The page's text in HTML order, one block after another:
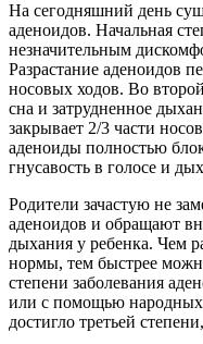
На сегодняшний день
аденоидов. Начальная
незначительным
Разрастание аденоидов
носовых ходов. Во
сна и затрудненное
закрывает 2/3 части
аденоиды полностью
гнусавость в голосе и
Родители зачастую не
аденоидов и обращают
дыхания у ребенка. Чем
нормы, тем быстрее
степени заболевания
или с помощью народных
достигло третьей